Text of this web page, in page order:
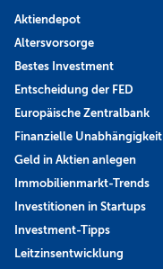
Aktiendepot
Altersvorsorge
Bestes Investment
Entscheidung der FED
Europäische Zentralbank
Finanzielle Unabhängigkeit
Geld in Aktien anlegen
Immobilienmarkt-Trends
Investitionen in Startups
Investment-Tipps
Leitzinsentwicklung